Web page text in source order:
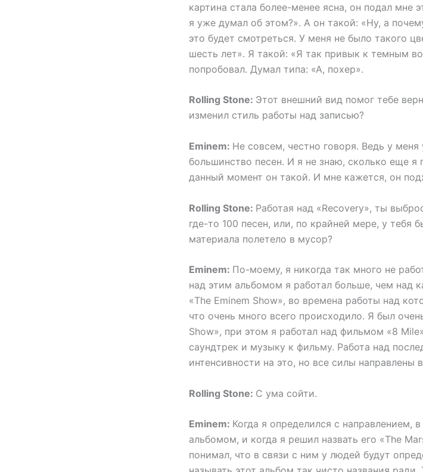
картина стала более-менее ясна, он подал мне
я уже думал об этом?». А он такой: «Ну, а
это будет смотреться. У меня не было такого
шесть лет». Я такой: «Я так привык к темным
попробовал. Думал типа: «А, похер».
Rolling Stone: Этот внешний вид помог тебе
изменил стиль работы над записью?
Eminem: Не совсем, честно говоря. Ведь у
большинство песен. И я не знаю, сколько еще я
данный момент он такой. И мне кажется, он
Rolling Stone: Работая над «Recovery», ты
где-то 100 песен, или, по крайней мере, у тебя
материала полетело в мусор?
Eminem: По-моему, я никогда так много не
над этим альбомом я работал больше, чем над
«The Eminem Show», во времена работы над
что очень много всего происходило. Я был
Show», при этом я работал над фильмом «8
саундтрек и музыку к фильму. Работа над
интенсивности на это, но все силы направлены
Rolling Stone: С ума сойти.
Eminem: Когда я определился с направлением,
альбомом, и когда я решил назвать его «The
понимал, что в связи с ним у людей будут